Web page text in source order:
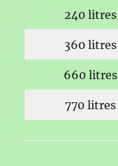
240 litres
360 litres
660 litres
770 litres